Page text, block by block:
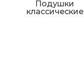
Подушки
классические